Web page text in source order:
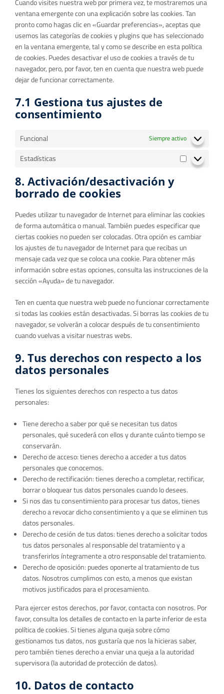
ventana emergente con una explicación sobre las cookies. Tan
pronto como hagas clic en «Guardar preferencias», aceptas que
usemos las categorías de cookies y plugins que has seleccionado
en la ventana emergente, tal y como se describe en esta política
de cookies. Puedes desactivar el uso de cookies a través de tu
navegador, pero, por favor, ten en cuenta que nuestra web puede
dejar de funcionar correctamente.
7.1 Gestiona tus ajustes de
consentimiento
Funcional Siempre activo
Estadísticas
8. Activación/desactivación y
borrado de cookies
Puedes utilizar tu navegador de Internet para eliminar las cookies
de forma automática o manual. También puedes especificar que
ciertas cookies no pueden ser colocadas. Otra opción es cambiar
los ajustes de tu navegador de Internet para que recibas un
mensaje cada vez que se coloca una cookie. Para obtener más
información sobre estas opciones, consulta las instrucciones de la
sección «Ayuda» de tu navegador.
Ten en cuenta que nuestra web puede no funcionar correctamente
si todas las cookies están desactivadas. Si borras las cookies de tu
navegador, se volverán a colocar después de tu consentimiento
cuando vuelvas a visitar nuestras webs.
9. Tus derechos con respecto a los
datos personales
Tienes los siguientes derechos con respecto a tus datos
personales:
Tiene derecho a saber por qué se necesitan tus datos
personales, qué sucederá con ellos y durante cuánto tiempo se
conservarán.
Derecho de acceso: tienes derecho a acceder a tus datos
personales que conocemos.
Derecho de rectificación: tienes derecho a completar, rectificar,
borrar o bloquear tus datos personales cuando lo desees.
Si nos das tu consentimiento para procesar tus datos, tienes
derecho a revocar dicho consentimiento y a que se eliminen tus
datos personales.
Derecho de cesión de tus datos: tienes derecho a solicitar todos
tus datos personales al responsable del tratamiento y a
transferirlos íntegramente a otro responsable del tratamiento.
Derecho de oposición: puedes oponerte al tratamiento de tus
datos. Nosotros cumplimos con esto, a menos que existan
motivos justificados para el procesamiento.
Para ejercer estos derechos, por favor, contacta con nosotros. Por
favor, consulta los detalles de contacto en la parte inferior de esta
política de cookies. Si tienes alguna queja sobre cómo
gestionamos tus datos, nos gustaría que nos la hicieras saber,
pero también tienes derecho a enviar una queja a la autoridad
supervisora (la autoridad de protección de datos).
10. Datos de contacto